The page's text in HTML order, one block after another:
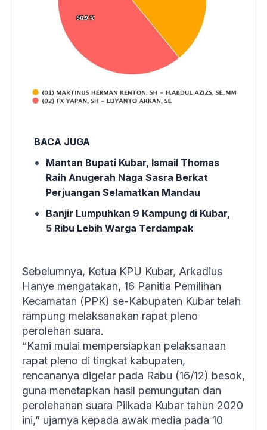
BACA JUGA
Mantan Bupati Kubar, Ismail Thomas
Raih Anugerah Naga Sasra Berkat
Perjuangan Selamatkan Mandau
Banjir Lumpuhkan 9 Kampung di Kubar,
5 Ribu Lebih Warga Terdampak
Sebelumnya, Ketua KPU Kubar, Arkadius
Hanye mengatakan, 16 Panitia Pemilihan
Kecamatan (PPK) se-Kabupaten Kubar telah
rampung melaksanakan rapat pleno
perolehan suara.
“Kami mulai mempersiapkan pelaksanaan
rapat pleno di tingkat kabupaten,
rencananya digelar pada Rabu (16/12) besok,
guna menetapkan hasil pemungutan dan
perolehanan suara Pilkada Kubar tahun 2020
ini,” ujarnya kepada awak media pada 10